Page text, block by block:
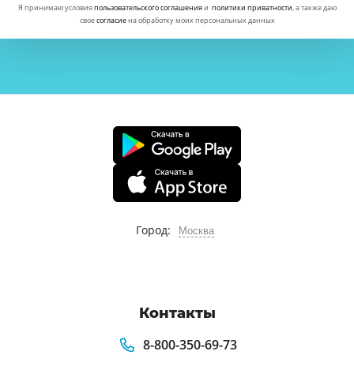
Я принимаю условияпользовательского соглашенияи политики приватности, а также даю
своесогласиена обработку моих персональных данных
Город: Москва
Контакты
8-800-350-69-73